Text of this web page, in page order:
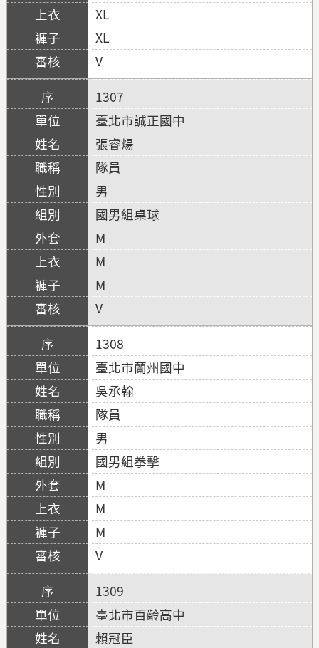
XL
XL
V
1307
臺北市誠正國中
張睿煬
隊員
男
國男組桌球
M
M
M
V
1308
臺北市蘭州國中
吳承翰
隊員
男
國男組拳擊
M
M
M
V
1309
臺北市百齡高中
賴冠臣